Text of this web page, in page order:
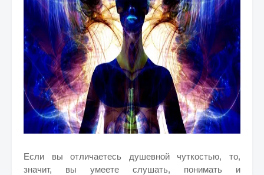
Если вы отличаетесь душевной чуткостью, то,
значит, вы умеете слушать, понимать и